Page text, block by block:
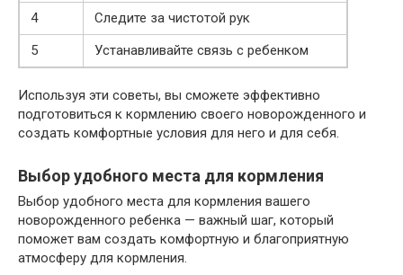
4
Следите за чистотой рук
5
Устанавливайте связь с ребенком
Используя эти советы, вы сможете эффективно
подготовиться к кормлению своего новорожденного и
создать комфортные условия для него и для себя.
Выбор удобного места для кормления
Выбор удобного места для кормления вашего
новорожденного ребенка — важный шаг, который
поможет вам создать комфортную и благоприятную
атмосферу для кормления.